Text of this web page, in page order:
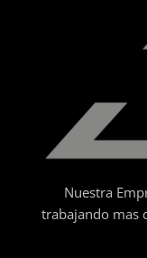
Nuestra
trabajando mas